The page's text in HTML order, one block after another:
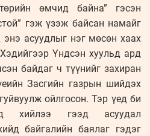
өмчид байна” гэсэн
гэж үзэж байсан намайг
асуудлыг нэг мөсөн хаах
Үндсэн хуульд ард
байдаг ч түүнийг захиран
Засгийн газрын шийдэх
ойлгосон. Тэр үед би
хийлээ гээд асуудал
байгалийн баялаг гэдэг